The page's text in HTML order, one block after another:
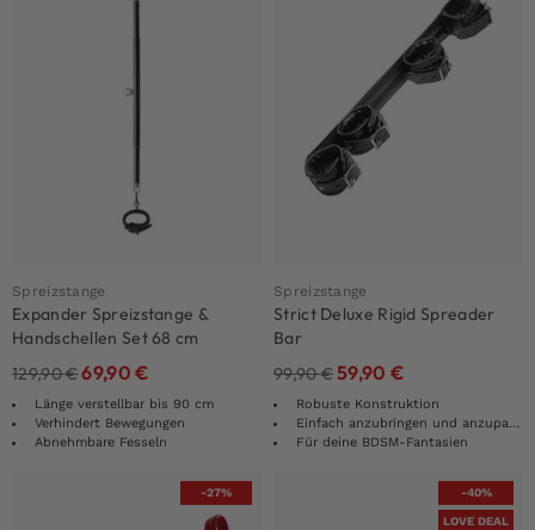
Spreizstange
Expander Spreizstange &
Handschellen Set 68 cm
129,90€69,90€
Länge verstellbar bis 90 cm
Verhindert Bewegungen
Abnehmbare Fesseln
Spreizstange
Strict Deluxe Rigid Spreader
Bar
99,90€59,90 €
Robuste Konstruktion
Einfach anzubringen und anzupassen
Für deine BDSM-Fantasien
-27% -40%
LOVE DEAL